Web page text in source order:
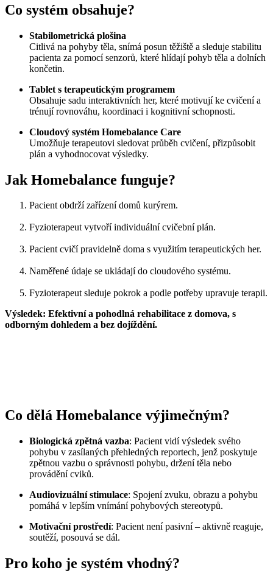
Co systém obsahuje?
Stabilometrická plošina
Citlivá na pohyby těla, snímá posun těžiště a sleduje stabilitu
pacienta za pomocí senzorů, které hlídají pohyb těla a dolních
končetin.
Tablet s terapeutickým programem
Obsahuje sadu interaktivních her, které motivují ke cvičení a
trénují rovnováhu, koordinaci i kognitivní schopnosti.
Cloudový systém Homebalance Care
Umožňuje terapeutovi sledovat průběh cvičení, přizpůsobit
plán a vyhodnocovat výsledky.
Jak Homebalance funguje?
Pacient obdrží zařízení domů kurýrem.
Fyzioterapeut vytvoří individuální cvičební plán.
Pacient cvičí pravidelně doma s využitím terapeutických her.
Naměřené údaje se ukládají do cloudového systému.
Fyzioterapeut sleduje pokrok a podle potřeby upravuje terapii.
Výsledek: Efektivní a pohodlná rehabilitace z domova, s
odborným dohledem a bez dojíždění.
Co dělá Homebalance výjimečným?
Biologická zpětná vazba: Pacient vidí výsledek svého
pohybu v zasílaných přehledných reportech, jenž poskytuje
zpětnou vazbu o správnosti pohybu, držení těla nebo
provádění cviků.
Audiovizuální stimulace: Spojení zvuku, obrazu a pohybu
pomáhá v lepším vnímání pohybových stereotypů.
Motivační prostředí: Pacient není pasivní – aktivně reaguje,
soutěží, posouvá se dál.
Pro koho je systém vhodný?